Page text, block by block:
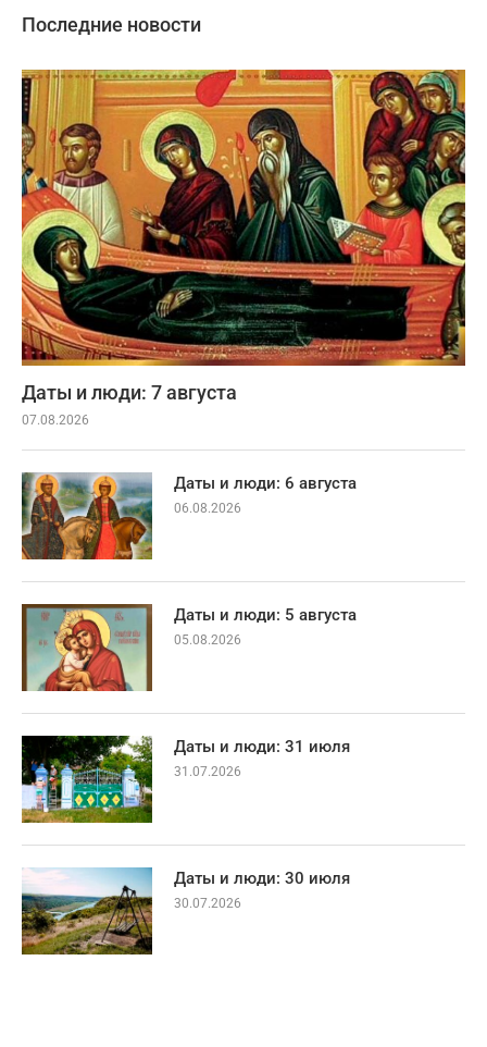
Последние новости
Даты и люди: 7 августа
07.08.2026
Даты и люди: 6 августа
06.08.2026
Даты и люди: 5 августа
05.08.2026
Даты и люди: 31 июля
31.07.2026
Даты и люди: 30 июля
30.07.2026